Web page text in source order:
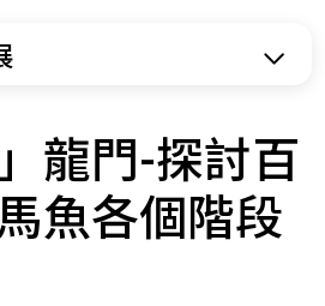
龍門-探討百
魚各個階段